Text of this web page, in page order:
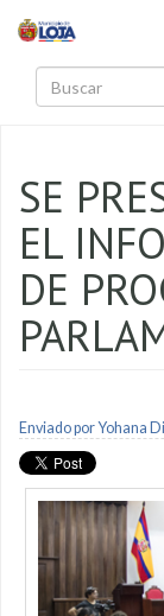
SE
EL
DE
Enviado porYohana